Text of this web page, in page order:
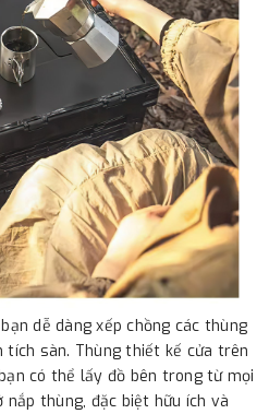
dễ dàng xếp chồng các thùng
sàn. Thùng thiết kế cửa trên
có thể lấy đồ bên trong từ mọi
nắp thùng, đặc biệt hữu ích và